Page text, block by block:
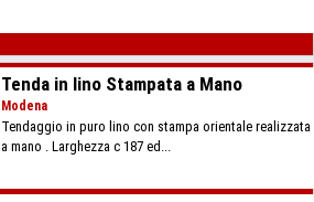
Tenda in lino Stampata a Mano
Modena
Tendaggio in puro lino con stampa orientale realizzata
a mano . Larghezza c 187 ed...